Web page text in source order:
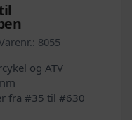
8055
og ATV
fra #35 til #630